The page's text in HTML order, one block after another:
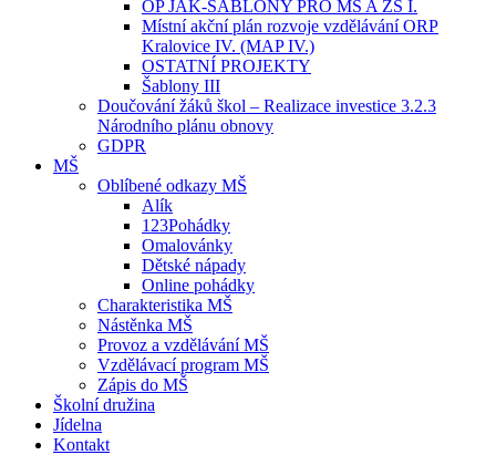
OP JAK-ŠABLONY PRO MŠ A ZŠ I.
Místní akční plán rozvoje vzdělávání ORP
Kralovice IV. (MAP IV.)
OSTATNÍ PROJEKTY
Šablony III
Doučování žáků škol – Realizace investice 3.2.3
Národního plánu obnovy
GDPR
MŠ
Oblíbené odkazy MŠ
Alík
123Pohádky
Omalovánky
Dětské nápady
Online pohádky
Charakteristika MŠ
Nástěnka MŠ
Provoz a vzdělávání MŠ
Vzdělávací program MŠ
Zápis do MŠ
Školní družina
Jídelna
Kontakt